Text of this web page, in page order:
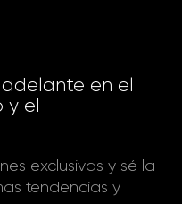
adelante en el
y el
exclusivas y sé la
tendencias y